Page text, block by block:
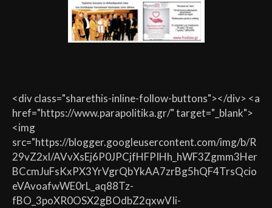
<div class="sharethis-inline-follow-buttons"></div> <a
href="https://www.parapolitika.gr/" target="_blank">
<img
src="https://blogger.googleusercontent.com/img/b/R
29vZ2xl/AVvXsEj6P0JPCjfHFPIHh_hWF3Zgmm3Her
BCcmJuFsKxPX3YrVgrQbYkAA7zrBg5hQF4TrsQcio
eVAvoafwWE0rL_aq88Tz-
fBO_3poXR0OSX2gBOdbZ2qxwVIi-